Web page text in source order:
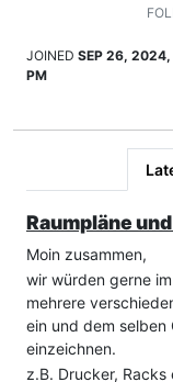
JOINED SEP 26, 2024,
PM
Raumpläne
Moin zusammen,
wir würden gerne
mehrere
ein und dem selben
einzeichnen.
z.B. Drucker, Racks